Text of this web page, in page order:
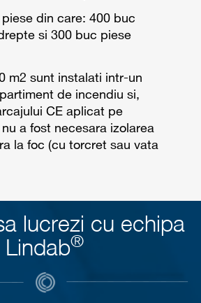
din care: 400 buc
si 300 buc piese
m2 sunt instalati intr-un
de incendiu si,
CE aplicat pe
a fost necesara izolarea
la foc (cu torcret sau vata
lucrezi cu echipa
Lindab®